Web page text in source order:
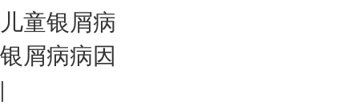
儿童银屑病
银屑病病因
|